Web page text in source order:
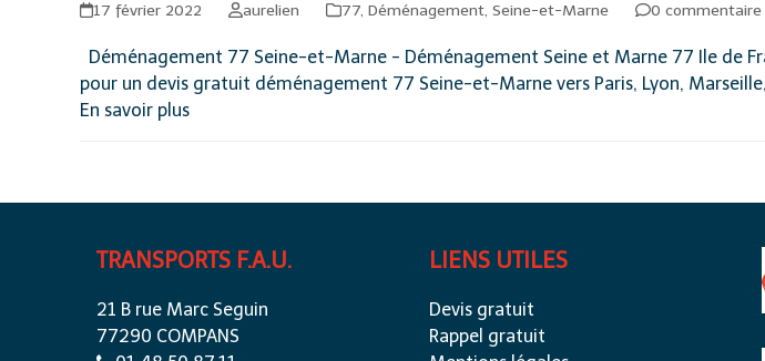
17 février 2022 aurelien 77, Déménagement, Seine-et-Marne 0 commentaire
Déménagement 77 Seine-et-Marne - Déménagement Seine et Marne 77 Ile de
pour un devis gratuit déménagement 77 Seine-et-Marne vers Paris, Lyon,
En savoir plus
TRANSPORTS F.A.U.
21 B rue Marc Seguin
77290 COMPANS
LIENS UTILES
Devis gratuit
Rappel gratuit